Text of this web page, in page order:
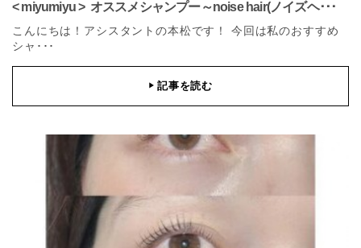
< miyumiyu > オススメシャンプー～noise hair(ノイズヘ･･･
こんにちは！アシスタントの本松です！ 今回は私のおすすめ
シャ･･･
▶記事を読む